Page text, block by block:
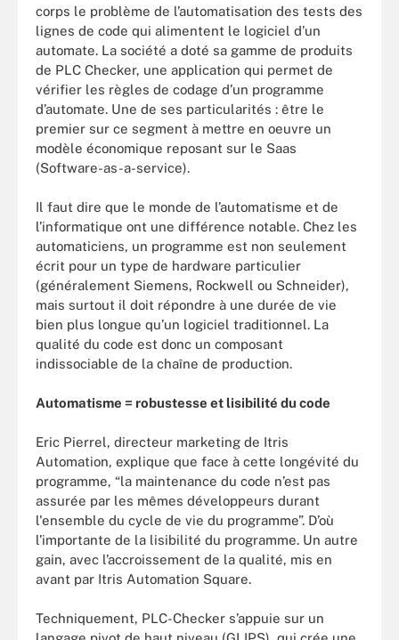
corps le problème de l’automatisation des tests des
lignes de code qui alimentent le logiciel d’un
automate. La société a doté sa gamme de produits
de PLC Checker, une application qui permet de
vérifier les règles de codage d’un programme
d’automate. Une de ses particularités : être le
premier sur ce segment à mettre en oeuvre un
modèle économique reposant sur le Saas
(Software-as-a-service).
Il faut dire que le monde de l’automatisme et de
l’informatique ont une différence notable. Chez les
automaticiens, un programme est non seulement
écrit pour un type de hardware particulier
(généralement Siemens, Rockwell ou Schneider),
mais surtout il doit répondre à une durée de vie
bien plus longue qu’un logiciel traditionnel. La
qualité du code est donc un composant
indissociable de la chaîne de production.
Automatisme = robustesse et lisibilité du code
Eric Pierrel, directeur marketing de Itris
Automation, explique que face à cette longévité du
programme, “la maintenance du code n’est pas
assurée par les mêmes développeurs durant
l'ensemble du cycle de vie du programme”. D’où
l’importante de la lisibilité du programme. Un autre
gain, avec l’accroissement de la qualité, mis en
avant par Itris Automation Square.
Techniquement, PLC-Checker s’appuie sur un